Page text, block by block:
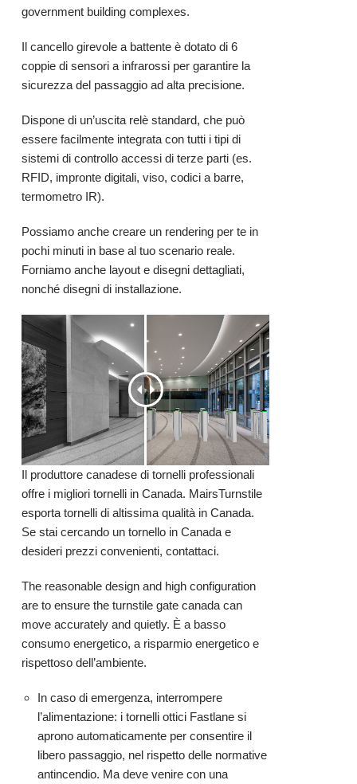
government building complexes.
Il cancello girevole a battente è dotato di 6
coppie di sensori a infrarossi per garantire la
sicurezza del passaggio ad alta precisione.
Dispone di un’uscita relè standard, che può
essere facilmente integrata con tutti i tipi di
sistemi di controllo accessi di terze parti (es.
RFID, impronte digitali, viso, codici a barre,
termometro IR).
Possiamo anche creare un rendering per te in
pochi minuti in base al tuo scenario reale.
Forniamo anche layout e disegni dettagliati,
nonché disegni di installazione.
Il produttore canadese di tornelli professionali
offre i migliori tornelli in Canada. MairsTurnstile
esporta tornelli di altissima qualità in Canada.
Se stai cercando un tornello in Canada e
desideri prezzi convenienti, contattaci.
The reasonable design and high configuration
are to ensure the turnstile gate canada can
move accurately and quietly. È a basso
consumo energetico, a risparmio energetico e
rispettoso dell’ambiente.
In caso di emergenza, interrompere
l’alimentazione: i tornelli ottici Fastlane si
aprono automaticamente per consentire il
libero passaggio, nel rispetto delle normative
antincendio. Ma deve venire con una